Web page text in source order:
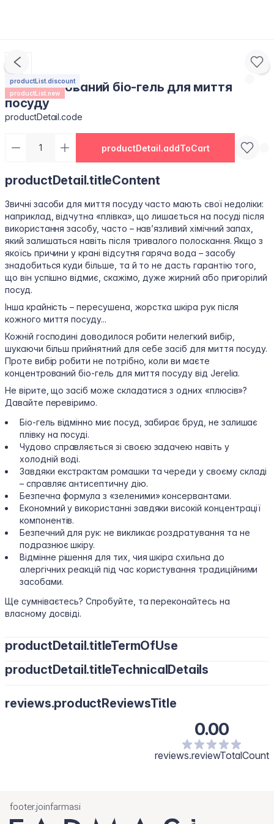
productList.discount
productList.new
Концентрований біо-гель для миття
посуду
productDetail.code
productDetail.addToCart
productDetail.titleContent
Звичні засоби для миття посуду часто мають свої недоліки:
наприклад, відчутна «плівка», що лишається на посуді після
використання засобу, часто – нав’язливий хімічний запах,
який залишаться навіть після тривалого полоскання. Якщо з
якоїсь причини у крані відсутня гаряча вода – засобу
знадобиться куди більше, та й то не дасть гарантію того,
що він успішно відмиє, скажімо, дуже жирний або пригорілий
посуд.
Інша крайність – пересушена, жорстка шкіра рук після
кожного миття посуду...
Кожній господині доводилося робити нелегкий вибір,
шукаючи більш прийнятний для себе засіб для миття посуду.
Проте вибір робити не потрібно, коли ви маєте
концентрований біо-гель для миття посуду від Jerelia.
Не вірите, що засіб може складатися з одних «плюсів»?
Давайте перевіримо.
Біо-гель відмінно миє посуд, забирає бруд, не залишає
плівку на посуді.
Чудово справляється зі своєю задачею навіть у
холодній воді.
Завдяки екстрактам ромашки та череди у своєму складі
– справляє антисептичну дію.
Безпечна формула з «зеленими» консервантами.
Економний у використанні завдяки високій концентрації
компонентів.
Безпечний для рук: не викликає роздратування та не
подразнює шкіру.
Відмінне рішення для тих, чия шкіра схильна до
алергічних реакцій під час користування традиційними
засобами.
Ще сумніваєтесь? Спробуйте, та переконайтесь на
власному досвіді.
productDetail.titleTermOfUse
Нанесіть невелику кількість засобу на губку та спіньте.
productDetail.titleTechnicalDetails
екстракт ромашки, екстракт череди, тетранатрієва сіль,
reviews.productReviewsTitle
0.00
reviews.reviewTotalCount
footer.joinfarmasi